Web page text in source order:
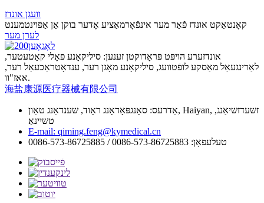
וועגן אונדז
קאָנטאַקט אונדז פֿאַר מער אינפֿאָרמאַציע אָדער בוקן אַן אַפּוינטמענט
לערן מער
אונדזערע הויפּט פּראָדוקטן זענען: סיליקאָנע פאָלי קאַטעטער,
לאַרינגעאַל מאַסקע לופֿטוועג, סיליקאָנע מאָגן רער, ענדאָטראַכעאַל רער,
אאז"וו.
海盐康源医疗器械有限公司
אַדרעס: סאָנגפּאָדאָנג ראָוד, שענדאַנג טאַון, Haiyan, זשעדזשיאַנג,
טשיינאַ
E-mail: qiming.feng@kymedical.cn
טעלעפאָן: 0086-573-86725883 / 0086-573-86725885